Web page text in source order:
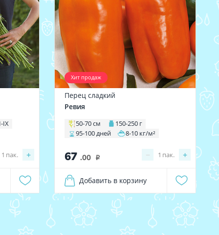
IX
+
1 пак.
Хит продаж
Перец сладкий
Ревия
50-70 см
150-250 г
95-100 дней
8-10 кг/м²
67 .00 i − +
1 пак.
Добавить в корзину